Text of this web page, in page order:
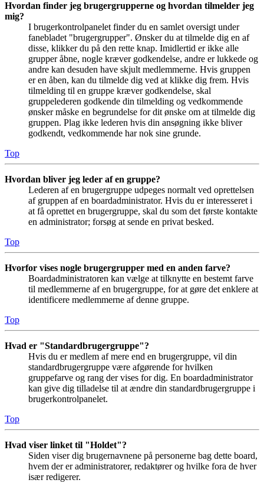
Hvordan finder jeg brugergrupperne og hvordan tilmelder jeg
mig?
I brugerkontrolpanelet finder du en samlet oversigt under
fanebladet "brugergrupper". Ønsker du at tilmelde dig en af
disse, klikker du på den rette knap. Imidlertid er ikke alle
grupper åbne, nogle kræver godkendelse, andre er lukkede og
andre kan desuden have skjult medlemmerne. Hvis gruppen
er en åben, kan du tilmelde dig ved at klikke dig frem. Hvis
tilmelding til en gruppe kræver godkendelse, skal
gruppelederen godkende din tilmelding og vedkommende
ønsker måske en begrundelse for dit ønske om at tilmelde dig
gruppen. Plag ikke lederen hvis din ansøgning ikke bliver
godkendt, vedkommende har nok sine grunde.
Top
Hvordan bliver jeg leder af en gruppe?
Lederen af en brugergruppe udpeges normalt ved oprettelsen
af gruppen af en boardadministrator. Hvis du er interesseret i
at få oprettet en brugergruppe, skal du som det første kontakte
en administrator; forsøg at sende en privat besked.
Top
Hvorfor vises nogle brugergrupper med en anden farve?
Boardadministratoren kan vælge at tilknytte en bestemt farve
til medlemmerne af en brugergruppe, for at gøre det enklere at
identificere medlemmerne af denne gruppe.
Top
Hvad er "Standardbrugergruppe"?
Hvis du er medlem af mere end en brugergruppe, vil din
standardbrugergruppe være afgørende for hvilken
gruppefarve og rang der vises for dig. En boardadministrator
kan give dig tilladelse til at ændre din standardbrugergruppe i
brugerkontrolpanelet.
Top
Hvad viser linket til "Holdet"?
Siden viser dig brugernavnene på personerne bag dette board,
hvem der er administratorer, redaktører og hvilke fora de hver
især redigerer.